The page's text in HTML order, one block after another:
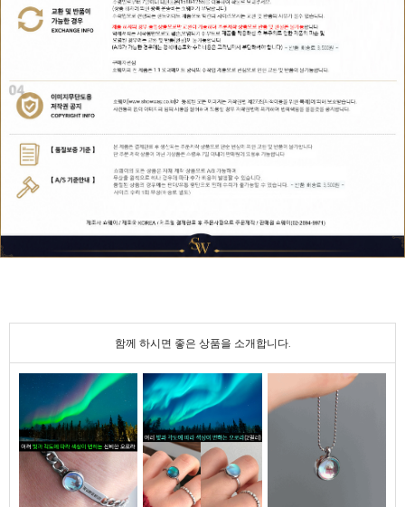
함께 하시면 좋은 상품을 소개합니다.